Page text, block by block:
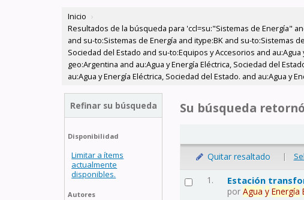
Inicio ›
Resultados de la búsqueda para 'ccl=su:"Sistemas de Energía"
and su-to:Sistemas de Energía and itype:BK and su-to:Sistemas
Sociedad del Estado and su-to:Equipos y Accesorios and
geo:Argentina and au:Agua y Energía Eléctrica, Sociedad del
au:Agua y Energía Eléctrica, Sociedad del Estado. and au:Agua y
Refinar su búsqueda
Disponibilidad
Limitar a ítems
actualmente
disponibles.
Autores
Su búsqueda
Quitar resaltado |
1. Estación
porAgua y Energía